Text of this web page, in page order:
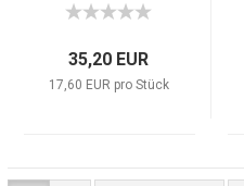
Funtionen
35,20 EUR
17,60 EUR pro Stück